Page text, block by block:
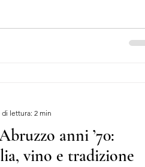
anni ’70:
vino e tradizione
di lettura: 2 min